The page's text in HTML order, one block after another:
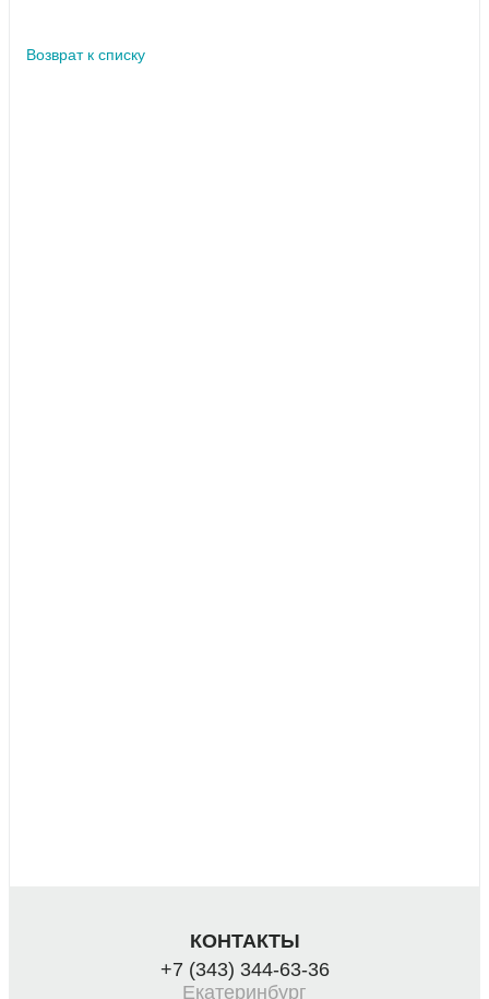
Возврат к списку
КОНТАКТЫ
+7 (343) 344-63-36
Екатеринбург